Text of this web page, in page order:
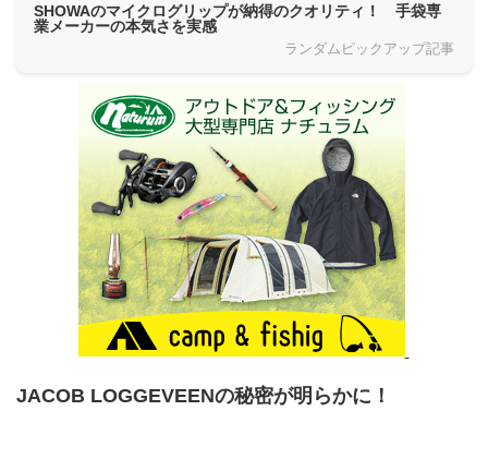
SHOWAのマイクログリップが納得のクオリティ！ 手袋専
業メーカーの本気さを実感
ランダムピックアップ記事
JACOB LOGGEVEENの秘密が明らかに！